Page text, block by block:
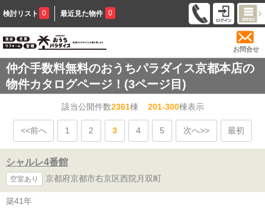
検討リスト 0 最近見た物件 0
お問合せ
仲介手数料無料のおうちパラダイス京都本店の
物件カタログページ！(3ページ目)
該当公開件数2361棟 201-300棟表示
<<前へ 1 2 3 4 5 次へ>> 最初
シャルレ4番館
空室あり 京都府京都市右京区西院月双町
築41年